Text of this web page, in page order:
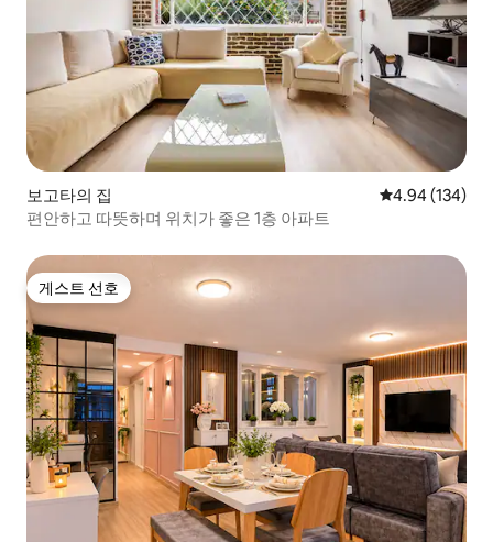
보고타의 집 평점 4.94점(5
4.94 (134)
편안하고 따뜻하며 위치가 좋은 1층 아파트
게스트 선호
게스트 선호